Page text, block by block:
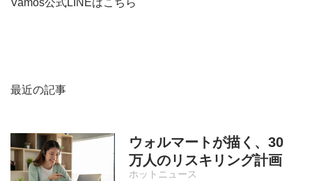
Vamos公式LINEはこちら
最近の記事
ウォルマートが描く、30
万人のリスキリング計画
ホットニュース